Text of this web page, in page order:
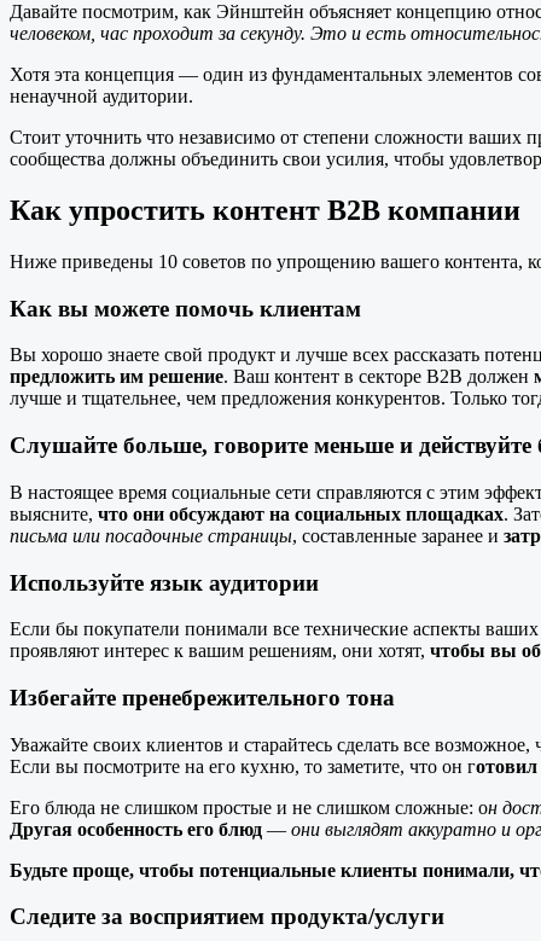
Давайте посмотрим, как Эйнштейн объясняет концепцию
человеком, час проходит за секунду. Это и есть
Хотя эта концепция — один из фундаментальных элементов
ненаучной аудитории.
Стоит уточнить что независимо от степени сложности ваших
сообщества должны объединить свои усилия, чтобы
Как упростить контент B2B компании
Ниже приведены 10 советов по упрощению вашего контента,
Как вы можете помочь клиентам
Вы хорошо знаете свой продукт и лучше всех рассказать
предложить им решение. Ваш контент в секторе B2B должен
лучше и тщательнее, чем предложения конкурентов. Только
Слушайте больше, говорите меньше и действуйте
В настоящее время социальные сети справляются с этим
выясните, что они обсуждают на социальных площадках.
письма или посадочные страницы, составленные заранее и
Используйте язык аудитории
Если бы покупатели понимали все технические аспекты
проявляют интерес к вашим решениям, они хотят, чтобы вы
Избегайте пренебрежительного тона
Уважайте своих клиентов и старайтесь сделать все
Если вы посмотрите на его кухню, то заметите, что он г
Его блюда не слишком простые и не слишком сложные: он
Другая особенность его блюд — они выглядят аккуратно и
Будьте проще, чтобы потенциальные клиенты понимали,
Следите за восприятием продукта/услуги